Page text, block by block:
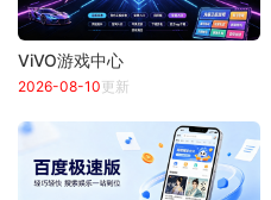
ViVO游戏中心
2026-08-10更新